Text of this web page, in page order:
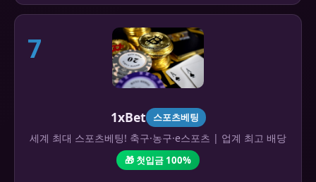
7
1xBet 스포츠베팅
세계 최대 스포츠베팅! 축구·농구·e스포츠 | 업계 최고 배당
🎁 첫입금 100%